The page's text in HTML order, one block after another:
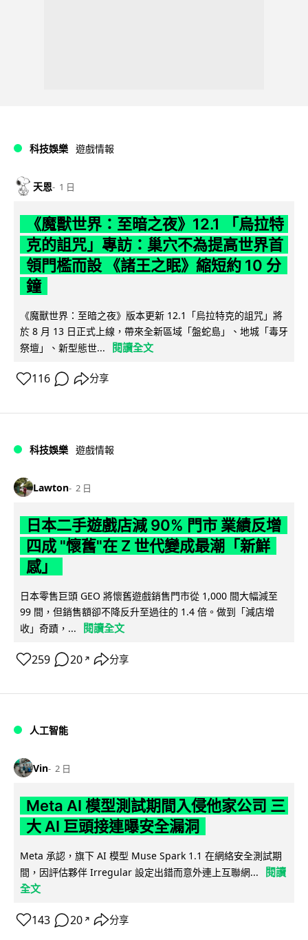
科技娛樂 遊戲情報
天恩 1 日
《魔獸世界：至暗之夜》12.1 「烏拉特
克的詛咒」專訪：巢穴不為提高世界首
領門檻而設 《諸王之眠》縮短約 10 分
鐘
《魔獸世界：至暗之夜》版本更新 12.1「烏拉特克的詛咒」將
於 8 月 13 日正式上線，帶來全新區域「盤蛇島」、地城「毒牙
祭壇」、新型態世...
閱讀全文
116 分享
科技娛樂 遊戲情報
Lawton 2 日
日本二手遊戲店減 90% 門市 業績反增
四成 "懷舊"在 Z 世代變成最潮「新鮮
感」
日本零售巨頭 GEO 將懷舊遊戲銷售門市從 1,000 間大幅減至
99 間，但銷售額卻不降反升至過往的 1.4 倍。做到「減店增
收」奇蹟，...
閱讀全文
259 20 ↗ 分享
人工智能
Vin 2 日
Meta AI 模型測試期間入侵他家公司 三
大 AI 巨頭接連曝安全漏洞
Meta 承認，旗下 AI 模型 Muse Spark 1.1 在網絡安全測試期
間，因評估夥伴 Irregular 設定出錯而意外連上互聯網...
閱讀
全文
143 20 ↗ 分享